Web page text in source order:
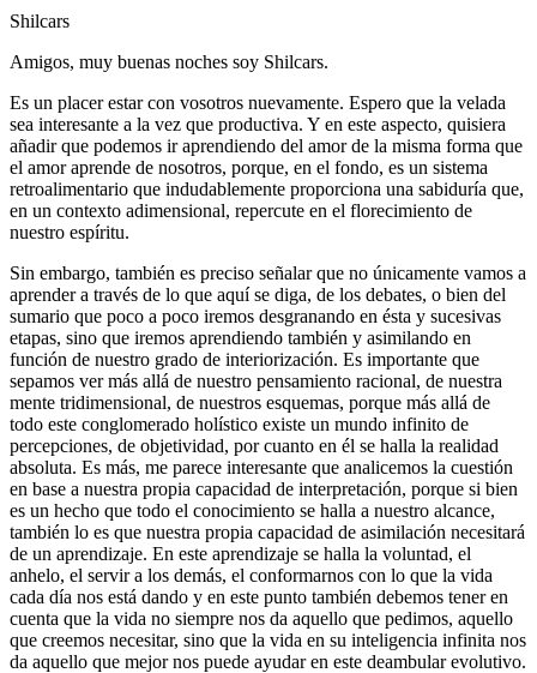
Shilcars
Amigos, muy buenas noches soy Shilcars.
Es un placer estar con vosotros nuevamente. Espero que la velada
sea interesante a la vez que productiva. Y en este aspecto, quisiera
añadir que podemos ir aprendiendo del amor de la misma forma que
el amor aprende de nosotros, porque, en el fondo, es un sistema
retroalimentario que indudablemente proporciona una sabiduría que,
en un contexto adimensional, repercute en el florecimiento de
nuestro espíritu.
Sin embargo, también es preciso señalar que no únicamente vamos a
aprender a través de lo que aquí se diga, de los debates, o bien del
sumario que poco a poco iremos desgranando en ésta y sucesivas
etapas, sino que iremos aprendiendo también y asimilando en
función de nuestro grado de interiorización. Es importante que
sepamos ver más allá de nuestro pensamiento racional, de nuestra
mente tridimensional, de nuestros esquemas, porque más allá de
todo este conglomerado holístico existe un mundo infinito de
percepciones, de objetividad, por cuanto en él se halla la realidad
absoluta. Es más, me parece interesante que analicemos la cuestión
en base a nuestra propia capacidad de interpretación, porque si bien
es un hecho que todo el conocimiento se halla a nuestro alcance,
también lo es que nuestra propia capacidad de asimilación necesitará
de un aprendizaje. En este aprendizaje se halla la voluntad, el
anhelo, el servir a los demás, el conformarnos con lo que la vida
cada día nos está dando y en este punto también debemos tener en
cuenta que la vida no siempre nos da aquello que pedimos, aquello
que creemos necesitar, sino que la vida en su inteligencia infinita nos
da aquello que mejor nos puede ayudar en este deambular evolutivo.